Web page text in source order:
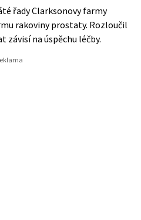
řady Clarksonovy farmy
rakoviny prostaty. Rozloučil
závisí na úspěchu léčby.